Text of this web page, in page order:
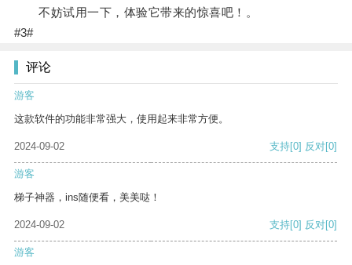
不妨试用一下，体验它带来的惊喜吧！。
#3#
评论
游客
这款软件的功能非常强大，使用起来非常方便。
2024-09-02 支持[0] 反对[0]
游客
梯子神器，ins随便看，美美哒！
2024-09-02 支持[0] 反对[0]
游客